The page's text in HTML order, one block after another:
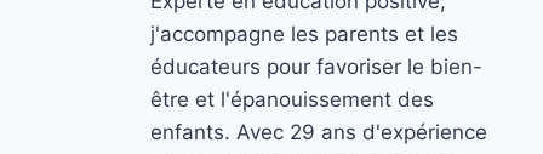
j'accompagne les parents et les
éducateurs pour favoriser le bien-
être et l'épanouissement des
enfants. Avec 29 ans d'expérience